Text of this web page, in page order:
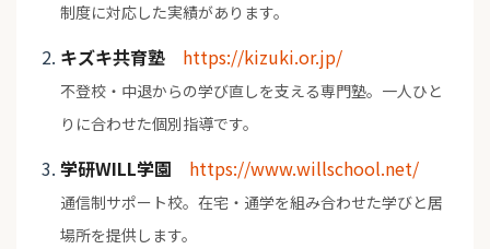
制度に対応した実績があります。
キズキ共育塾 https://kizuki.or.jp/
不登校・中退からの学び直しを支える専門塾。一人ひと
りに合わせた個別指導です。
学研WILL学園 https://www.willschool.net/
通信制サポート校。在宅・通学を組み合わせた学びと居
場所を提供します。